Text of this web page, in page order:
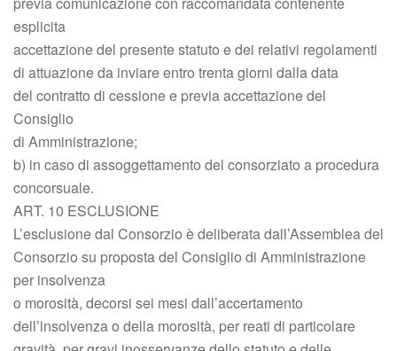
esplicita
accettazione del presente statuto e dei relativi regolamenti
di attuazione da inviare entro trenta giorni dalla data
del contratto di cessione e previa accettazione del
Consiglio
di Amministrazione;
b) in caso di assoggettamento del consorziato a procedura
concorsuale.
ART. 10 ESCLUSIONE
L’esclusione dal Consorzio è deliberata dall’Assemblea del
Consorzio su proposta del Consiglio di Amministrazione
per insolvenza
o morosità, decorsi sei mesi dall’accertamento
dell’insolvenza o della morosità, per reati di particolare